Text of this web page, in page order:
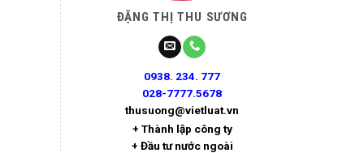
ĐẶNG THỊ THU SƯƠNG
0938. 234. 777
028-7777.5678
thusuong@vietluat.vn
+ Thành lập công ty
+ Đầu tư nước ngoài